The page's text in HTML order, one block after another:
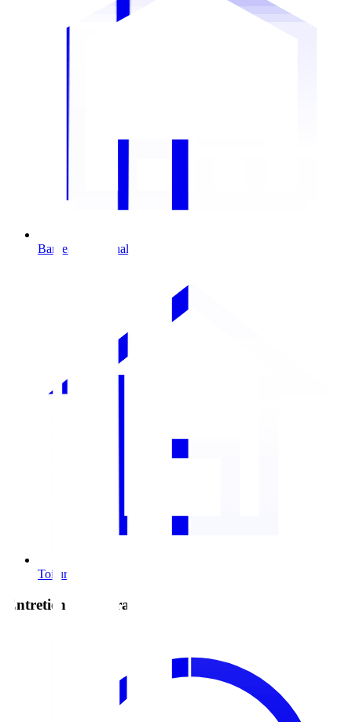
Bardeaux d'asphalte
Toiture en métal
Entretien & réparation